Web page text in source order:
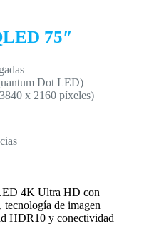
75″
Dot LED)
x 2160 píxeles)
4K Ultra HD con
tecnología de imagen
HDR10 y conectividad